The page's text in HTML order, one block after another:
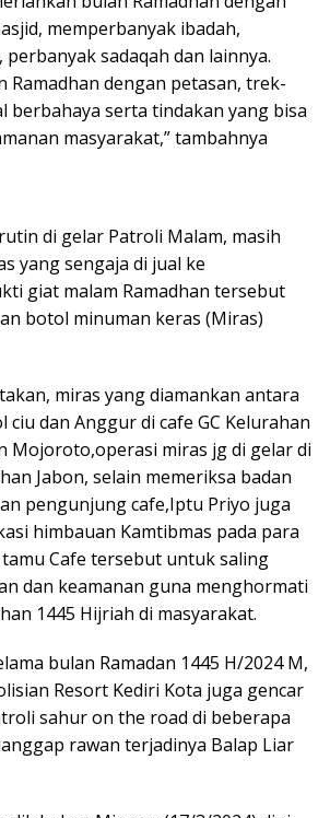
memperbanyak ibadah,
sadaqah dan lainnya.
Ramadhan dengan petasan, trek-
berbahaya serta tindakan yang bisa
masyarakat,” tambahnya
di gelar Patroli Malam, masih
yang sengaja di jual ke
giat malam Ramadhan tersebut
botol minuman keras (Miras)
miras yang diamankan antara
dan Anggur di cafe GC Kelurahan
Mojoroto,operasi miras jg di gelar di
Jabon, selain memeriksa badan
pengunjung cafe,Iptu Priyo juga
himbauan Kamtibmas pada para
Cafe tersebut untuk saling
dan keamanan guna menghormati
1445 Hijriah di masyarakat.
bulan Ramadan 1445 H/2024 M,
Resort Kediri Kota juga gencar
sahur on the road di beberapa
rawan terjadinya Balap Liar